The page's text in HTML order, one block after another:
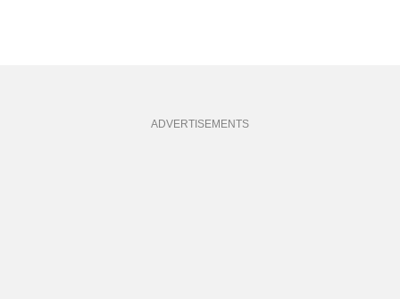
ADVERTISEMENTS